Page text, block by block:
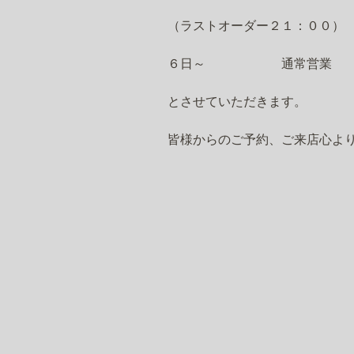
（ラストオーダー２１：００）
６日～ 通常営業
とさせていただきます。
皆様からのご予約、ご来店心よ